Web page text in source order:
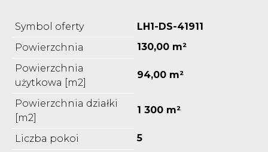
Symbol oferty
LH1-DS-41911
Powierzchnia
130,00 m²
Powierzchnia
użytkowa [m2]
94,00 m²
Powierzchnia działki
[m2]
1 300 m²
Liczba pokoi
5